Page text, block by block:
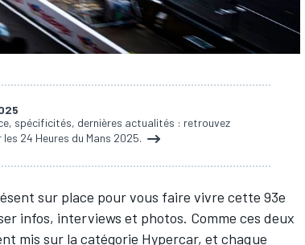
spécificités, dernières actualités : retrouvez
24 Heures du Mans 2025.
sur place pour vous faire vivre cette 93e
infos, interviews et photos. Comme ces deux
mis sur la catégorie Hypercar, et chaque